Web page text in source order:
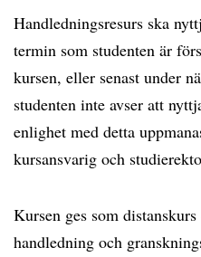
Handledningsresurs ska
termin som studenten är
kursen, eller senast under
studenten inte avser att
enlighet med detta
kursansvarig och
Kursen ges som
handledning och